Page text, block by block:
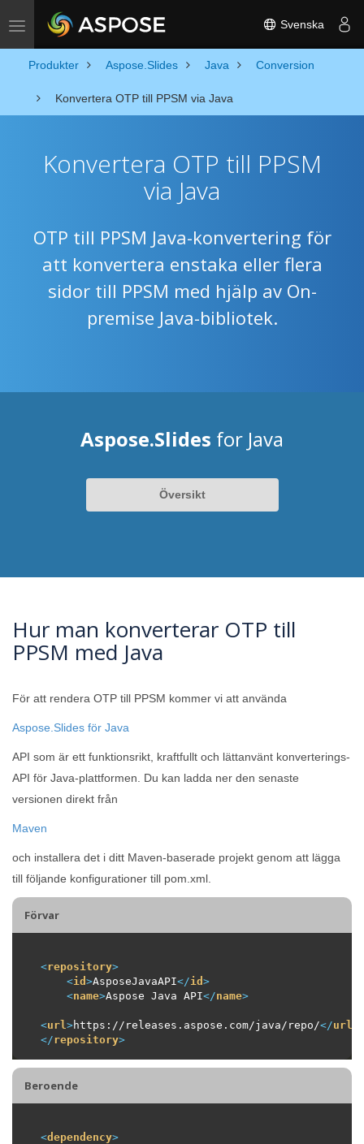
Toggle navigation Svenska
Produkter Aspose.Slides Java Conversion
Konvertera OTP till PPSM via Java
Konvertera OTP till PPSM
via Java
OTP till PPSM Java-konvertering för
att konvertera enstaka eller flera
sidor till PPSM med hjälp av On-
premise Java-bibliotek.
Aspose.Slides for Java
Översikt
Hur man konverterar OTP till
PPSM med Java
För att rendera OTP till PPSM kommer vi att använda
Aspose.Slides för Java
API som är ett funktionsrikt, kraftfullt och lättanvänt konverterings-
API för Java-plattformen. Du kan ladda ner den senaste
versionen direkt från
Maven
och installera det i ditt Maven-baserade projekt genom att lägga
till följande konfigurationer till pom.xml.
Förvar
<repository>
<id >AsposeJavaAPI</id >
<name>Aspose Java API</name>
<url >https://releases.aspose.com/java/repo/</url
</repository>
Beroende
<dependency>